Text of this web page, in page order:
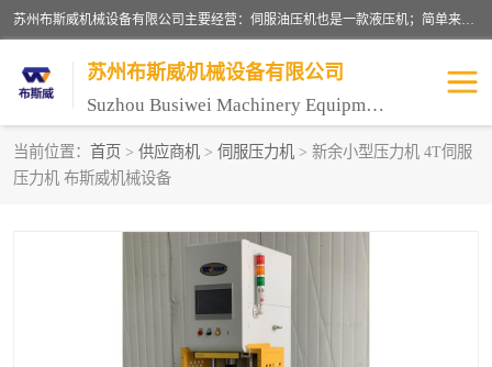
苏州布斯威机械设备有限公司主要经营：伺服油压机也是一款液压机；简单来说，传统的油压机，选用的是普通电机，普通电机容易发热，容易烧坏。伺服油压机采用先进的伺服电机，一般选用汇川 、日本大金、台达等品牌。伺服电机配套伺服泵还有伺服驱动器等部件，这样机器的电机过热，能耗的控制、机器工作的噪音都得到了完美的解决。
苏州布斯威机械设备有限公司
Suzhou Busiwei Machinery Equipment Co., Ltd.
当前位置： 首页 > 供应商机 > 伺服压力机 > 新余小型压力机 4T伺服
压力机 布斯威机械设备
单柱油压机-C型油压机
数控油压机-伺服油压机 伺服压力机-电子压力机
精密伺服压力机